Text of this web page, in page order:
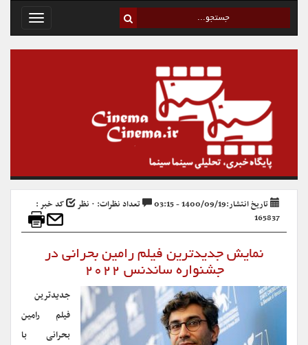
Toggle
تاریخ انتشار:1400/09/19 - 03:15 تعداد نظرات: ۰ نظر
کد خبر :
165837
نمایش جدیدترین فیلم رامین بحرانی در
جشنواره ساندنس ۲۰۲۲
جدیدترین
فیلم رامین
بحرانی با